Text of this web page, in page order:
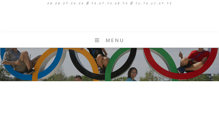
08.08.09.00.06 # 10.07.13.08.40 # 12.10.25.04.13
MENU